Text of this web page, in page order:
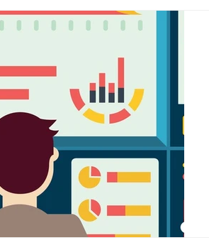
Tecnologia Operacional